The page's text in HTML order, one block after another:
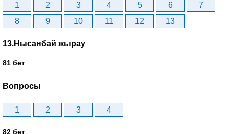
1 2 3 4 5 6
7
8
9 10 11 12 13
13.Нысанбай жырау
81 бет
Вопросы
1 2 3 4
82 бет